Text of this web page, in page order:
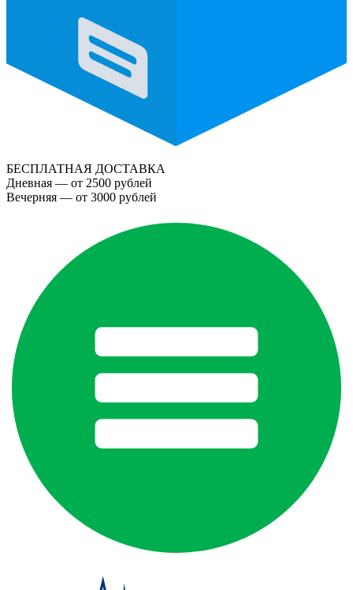
БЕСПЛАТНАЯ ДОСТАВКА
Дневная — от 2500 рублей
Вечерняя — от 3000 рублей